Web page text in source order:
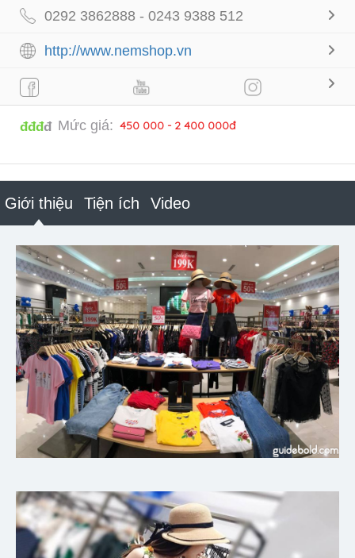
0292 3862888 - 0243 9388 512
http://www.nemshop.vn
đđđđ Mức giá: 450 000 - 2 400 000đ
Giới thiệu Tiện ích Video